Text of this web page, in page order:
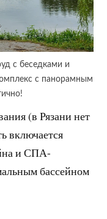
с беседками и
с панорамным
(в Рязани нет
включается
и СПА-
бассейном